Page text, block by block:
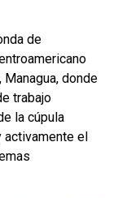
de
donde
trabajo
la cúpula
activamente el